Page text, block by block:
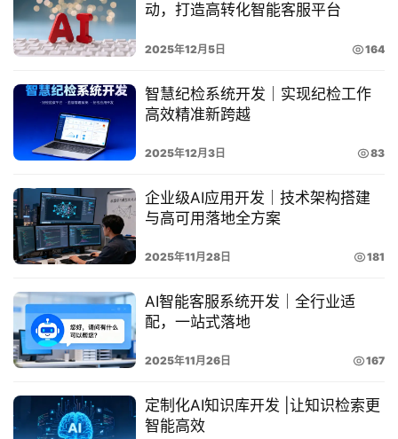
案
典
例
发
学
院
关
于
华
慕
系
动，打造高转化智能客服平台
2025年12月5日 164
智慧纪检系统开发｜实现纪检工作
高效精准新跨越
2025年12月3日 83
企业级AI应用开发｜技术架构搭建
与高可用落地全方案
2025年11月28日 181
AI智能客服系统开发｜全行业适
配，一站式落地
2025年11月26日 167
定制化AI知识库开发 |让知识检索更
智能高效